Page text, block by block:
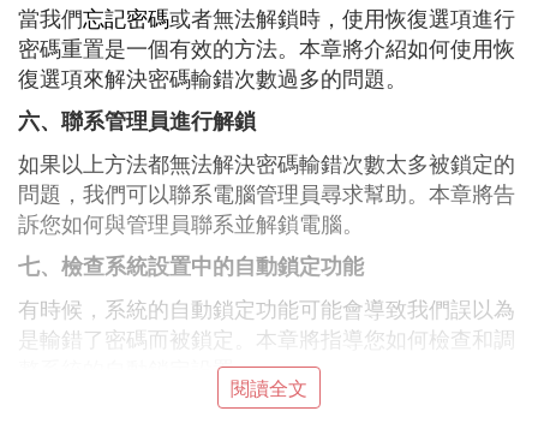
當我們忘記密碼或者無法解鎖時，使用恢復選項進行
密碼重置是一個有效的方法。本章將介紹如何使用恢
復選項來解決密碼輸錯次數過多的問題。
六、聯系管理員進行解鎖
如果以上方法都無法解決密碼輸錯次數太多被鎖定的
問題，我們可以聯系電腦管理員尋求幫助。本章將告
訴您如何與管理員聯系並解鎖電腦。
七、檢查系統設置中的自動鎖定功能
有時候，系統的自動鎖定功能可能會導致我們誤以為
是輸錯了密碼而被鎖定。本章將指導您如何檢查和調
整系統的自動鎖定設置。
八、更新操作系統和軟體
閱讀全文